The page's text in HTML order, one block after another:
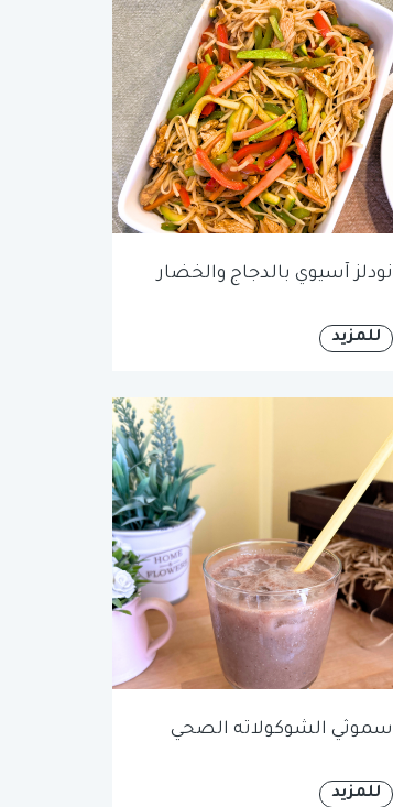
نودلز آسيوي بالدجاج والخضار
للمزيد
سموثي الشوكولاته الصحي
للمزيد